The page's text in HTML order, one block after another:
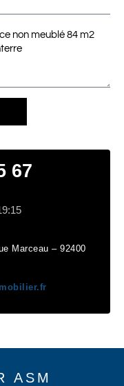
67
Marceau – 92400
ASM